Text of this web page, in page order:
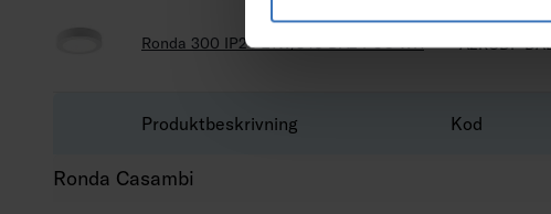
Ronda 300 IP20 21W/840 DA2 PCO WH A2RODF-
Produktbeskrivning Kod
Ronda Casambi